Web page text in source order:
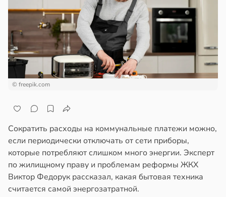
13:55
© freepik.com
Сократить расходы на коммунальные платежи можно,
если периодически отключать от сети приборы,
которые потребляют слишком много энергии. Эксперт
по жилищному праву и проблемам реформы ЖКХ
Виктор Федорук рассказал, какая бытовая техника
считается самой энергозатратной.
в17:21
в16:23